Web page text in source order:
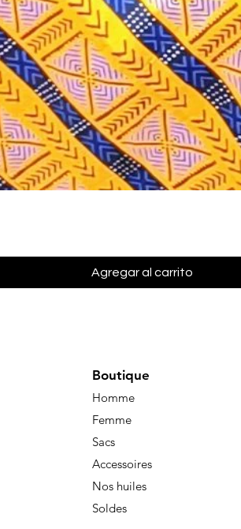
Agregar al carrito
Boutique
Homme
Femme
Sacs
Accessoires
Nos huiles
Soldes